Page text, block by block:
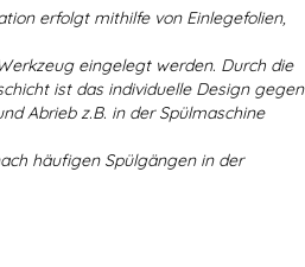
erfolgt mithilfe von Einlegefolien,
eingelegt werden. Durch die
ist das individuelle Design gegen
Abrieb z.B. in der Spülmaschine
häufigen Spülgängen in der